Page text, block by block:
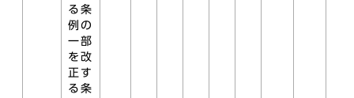
る条
例の
一部
を改
正す
る条